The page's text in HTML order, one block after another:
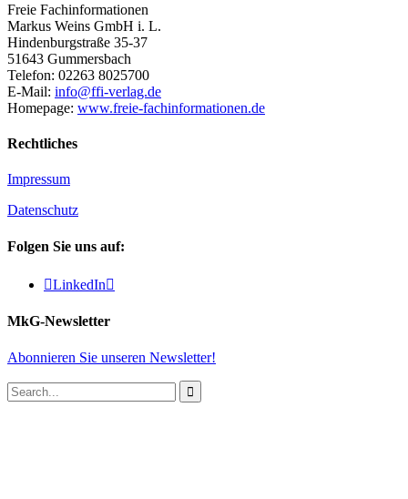
Freie Fachinformationen
Markus Weins GmbH i. L.
Hindenburgstraße 35-37
51643 Gummersbach
Telefon: 02263 8025700
E-Mail: info@ffi-verlag.de
Homepage: www.freie-fachinformationen.de
Rechtliches
Impressum
Datenschutz
Folgen Sie uns auf:
LinkedIn
MkG-Newsletter
Abonnieren Sie unseren Newsletter!
